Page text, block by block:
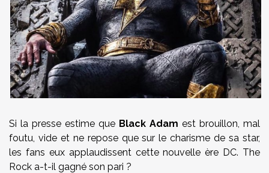
Si la presse estime que Black Adam est brouillon, mal
foutu, vide et ne repose que sur le charisme de sa star,
les fans eux applaudissent cette nouvelle ère DC. The
Rock a-t-il gagné son pari ?